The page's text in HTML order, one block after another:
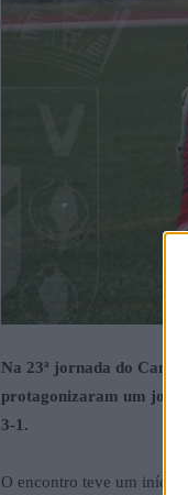
Na 23ª jornada do
protagonizaram um jogo
3-1.
O encontro teve um início